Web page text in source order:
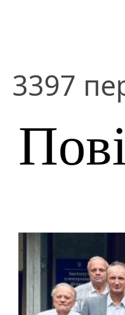
3397